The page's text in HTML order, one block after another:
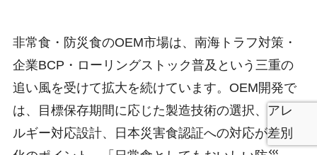
非常食・防災食のOEM市場は、南海トラフ対策・
企業BCP・ローリングストック普及という三重の
追い風を受けて拡大を続けています。OEM開発で
は、目標保存期間に応じた製造技術の選択、アレ
ルギー対応設計、日本災害食認証への対応が差別